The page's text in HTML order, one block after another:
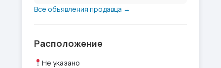
Все объявления продавца →
Расположение
Не указано